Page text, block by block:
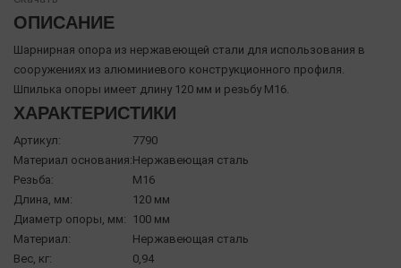
ОПИСАНИЕ
Шарнирная опора из нержавеющей стали для использования в
сооружениях из алюминиевого конструкционного профиля.
Шпилька опоры имеет длину 120 мм и резьбу М16.
ХАРАКТЕРИСТИКИ
Артикул:
7790
Материал основания:Нержавеющая сталь
Резьба:
М16
Длина, мм:
120 мм
Диаметр опоры, мм: 100 мм
Материал:
Нержавеющая сталь
Вес, кг:
0,94